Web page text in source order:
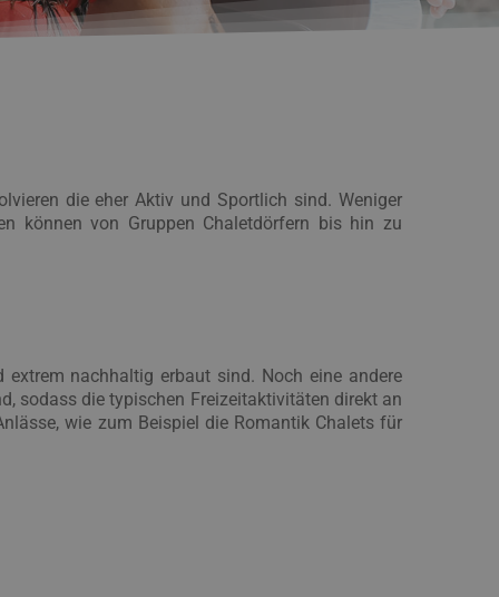
die eher Aktiv und Sportlich sind. Weniger
können von Gruppen Chaletdörfern bis hin zu
nachhaltig erbaut sind. Noch eine andere
sodass die typischen Freizeitaktivitäten direkt an
wie zum Beispiel die Romantik Chalets für